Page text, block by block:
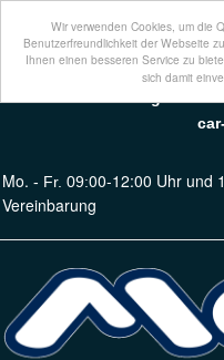
Wir verwenden Cookies, um die
Benutzerfreundlichkeit der Webseite
Ihnen einen besseren Service zu
sich damit
Mo. - Fr. 09:00-12:00 Uhr und
Vereinbarung